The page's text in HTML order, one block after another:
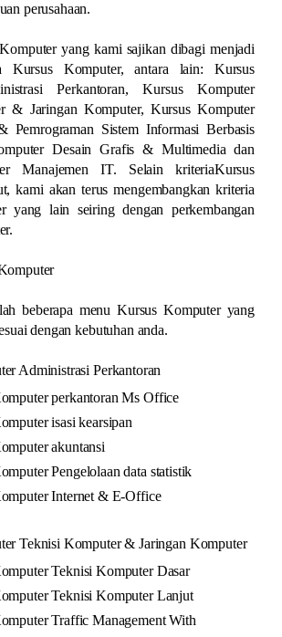
perusahaan.
yang kami sajikan dibagi menjadi
Kursus Komputer, antara lain: Kursus
Perkantoran, Kursus Komputer
& Jaringan Komputer, Kursus Komputer
Pemrograman Sistem Informasi Berbasis
Desain Grafis & Multimedia dan
Manajemen IT. Selain kriteriaKursus
kami akan terus mengembangkan kriteria
yang lain seiring dengan perkembangan
beberapa menu Kursus Komputer yang
dengan kebutuhan anda.
Administrasi Perkantoran
perkantoran Ms Office
isasi kearsipan
akuntansi
Pengelolaan data statistik
Internet & E-Office
Teknisi Komputer & Jaringan Komputer
Teknisi Komputer Dasar
Teknisi Komputer Lanjut
Traffic Management With